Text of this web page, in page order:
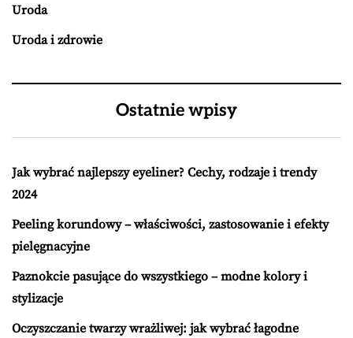
Uroda
Uroda i zdrowie
Ostatnie wpisy
Jak wybrać najlepszy eyeliner? Cechy, rodzaje i trendy
2024
Peeling korundowy – właściwości, zastosowanie i efekty
pielęgnacyjne
Paznokcie pasujące do wszystkiego – modne kolory i
stylizacje
Oczyszczanie twarzy wrażliwej: jak wybrać łagodne